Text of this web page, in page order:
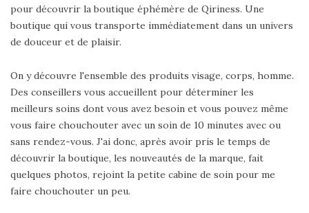
pour découvrir la boutique éphémère de Qiriness. Une
boutique qui vous transporte immédiatement dans un univers
de douceur et de plaisir.
On y découvre l'ensemble des produits visage, corps, homme.
Des conseillers vous accueillent pour déterminer les
meilleurs soins dont vous avez besoin et vous pouvez même
vous faire chouchouter avec un soin de 10 minutes avec ou
sans rendez-vous. J'ai donc, après avoir pris le temps de
découvrir la boutique, les nouveautés de la marque, fait
quelques photos, rejoint la petite cabine de soin pour me
faire chouchouter un peu.